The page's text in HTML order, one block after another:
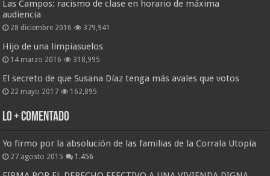
Las Campos: racismo de clase en horario de máxima
audiencia
28 diciembre 2016 379,941
Hijo de una limpiasuelos
14 marzo 2016 318,995
El secreto de que Susana Díaz tenga más avales que votos
22 mayo 2017 162,895
Lo + Comentado
Yo firmo por la absolución de las familias de la Corrala Utopía
27 agosto 2015 1.456